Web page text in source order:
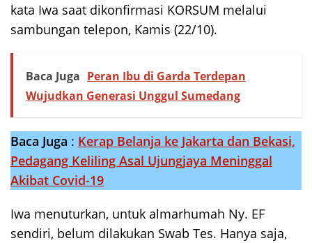
kata Iwa saat dikonfirmasi KORSUM melalui
sambungan telepon, Kamis (22/10).
Baca Juga Peran Ibu di Garda Terdepan
Wujudkan Generasi Unggul Sumedang
Baca Juga : Kerap Belanja ke Jakarta dan Bekasi,
Pedagang Keliling Asal Ujungjaya Meninggal
Akibat Covid-19
Iwa menuturkan, untuk almarhumah Ny. EF
sendiri, belum dilakukan Swab Tes. Hanya saja,